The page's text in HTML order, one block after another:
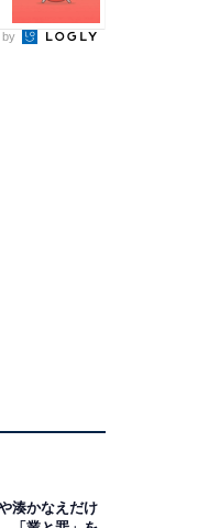
by
湊かなえだけ